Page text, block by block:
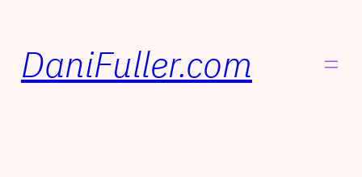
DaniFuller.com